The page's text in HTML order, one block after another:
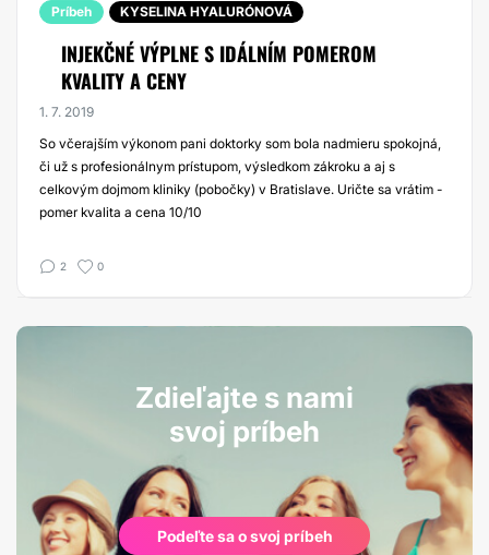
Príbeh KYSELINA HYALURÓNOVÁ
INJEKČNÉ VÝPLNE S IDÁLNÍM POMEROM
KVALITY A CENY
1. 7. 2019
So včerajším výkonom pani doktorky som bola nadmieru spokojná,
či už s profesionálnym prístupom, výsledkom zákroku a aj s
celkovým dojmom kliniky (pobočky) v Bratislave. Uričte sa vrátim -
pomer kvalita a cena 10/10
2 0
Zdieľajte s nami
svoj príbeh
Podeľte sa o svoj príbeh